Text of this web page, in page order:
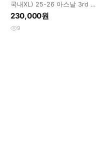
국내XL) 25-26 아스날 3rd 외
데고르
230,000원
9